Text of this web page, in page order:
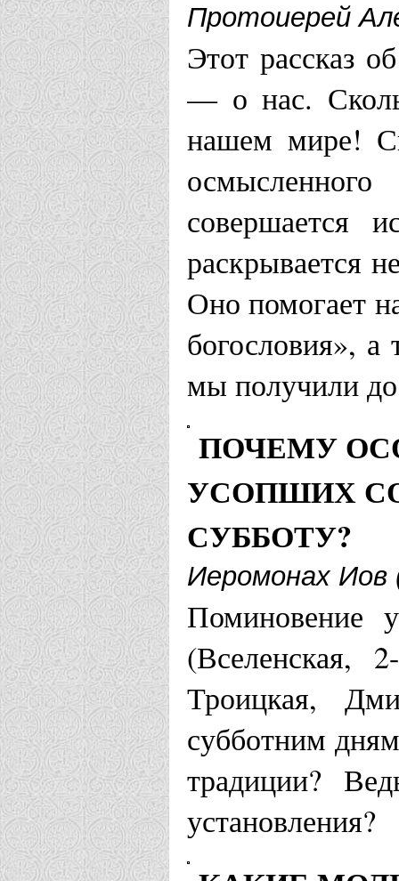
Протоиерей
Этот рассказ
— о нас.
нашем мире!
совершается
раскрывается
Оно помогает
богословия»,
мы получили
ПОЧЕМУ
УСОПШИХ
СУББОТУ?
Иеромонах Иов
Поминовение
(Вселенская,
Троицкая,
субботним
традиции?
установления?